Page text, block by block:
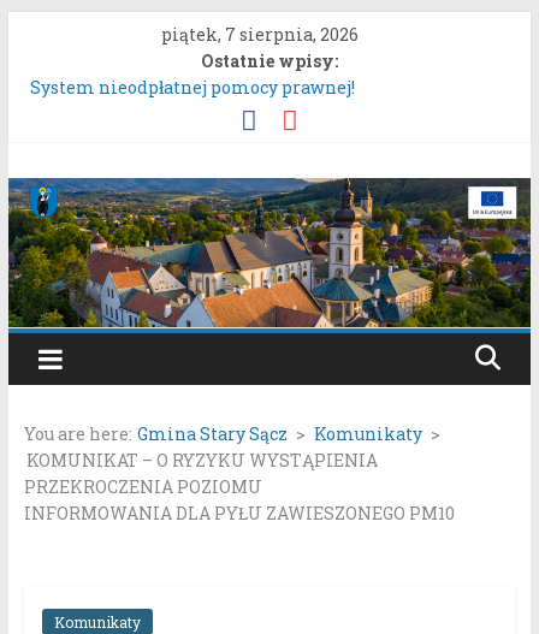
treści
piątek, 7 sierpnia, 2026
Ostatnie wpisy:
System nieodpłatnej pomocy prawnej!
Konsultacje społeczne dotyczące zmiany „Miejscowego
Konkurs „Moc Bukietów Matki Boskiej Zielnej”.
Rozpoczęcie konsultacji społecznych dotyczących:
projektu zmiany miejscowego planu zagospodarowania
przestrzennego „Miasto Stary Sącz – Plan Nr 1A”.
Gmina
Stary
Sącz
Portal
Gminy
Stary
Sącz
You are here: Gmina Stary Sącz > Komunikaty >
KOMUNIKAT – O RYZYKU WYSTĄPIENIA
PRZEKROCZENIA POZIOMU
INFORMOWANIA DLA PYŁU ZAWIESZONEGO PM10
Komunikaty